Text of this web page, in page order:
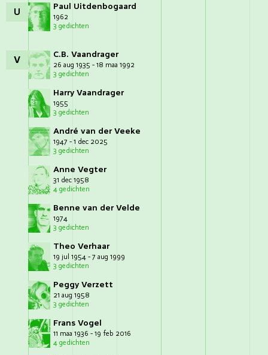
U Paul Uitdenbogaard
1962
3 gedichten
V C.B. Vaandrager
26 aug 1935 - 18 maa 1992
3 gedichten
Harry Vaandrager
1955
3 gedichten
André van der Veeke
1947 - 1 dec 2025
3 gedichten
Anne Vegter
31 dec 1958
4 gedichten
Benne van der Velde
1974
3 gedichten
Theo Verhaar
19 jul 1954 - 7 aug 1999
3 gedichten
Peggy Verzett
21 aug 1958
3 gedichten
Frans Vogel
11 maa 1936 - 19 feb 2016
4 gedichten